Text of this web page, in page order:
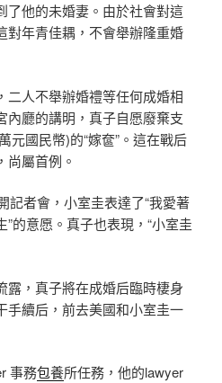
了他的未婚妻。由於社會對這
對年青佳耦，不會舉辦隆重婚
二人不舉辦婚禮等任何成婚相
內廳的講明，真子自愿廢棄支
元國民幣)的“嫁奩”。這在戰后
尚屬首例。
記者會，小室圭表達了“我愛著
的意愿。真子也表現，“小室圭
露，真子將在成婚后臨時棲身
手續后，前去美國和小室圭一
事務包養所任務，他的lawyer